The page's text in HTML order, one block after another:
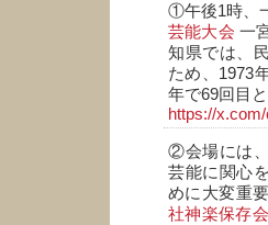
①午後1時、
芸能大会 一
知県では、
ため、1973
年で69回目と
https://
②会場には
芸能に関心
めに大変重
社神楽保存会